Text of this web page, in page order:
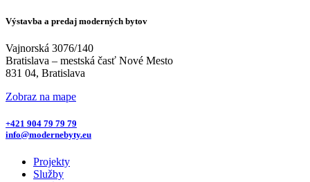
Výstavba a predaj moderných bytov
Vajnorská 3076/140
Bratislava – mestská časť Nové Mesto
831 04, Bratislava
Zobraz na mape
+421 904 79 79 79
info@modernebyty.eu
Projekty
Služby